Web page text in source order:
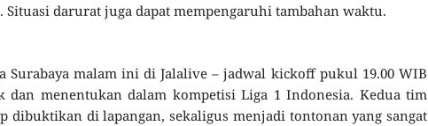
darurat juga dapat mempengaruhi tambahan waktu.
Surabaya malam ini di Jalalive – jadwal kickoff pukul 19.00 WIB
menentukan dalam kompetisi Liga 1 Indonesia. Kedua tim
dibuktikan di lapangan, sekaligus menjadi tontonan yang sangat